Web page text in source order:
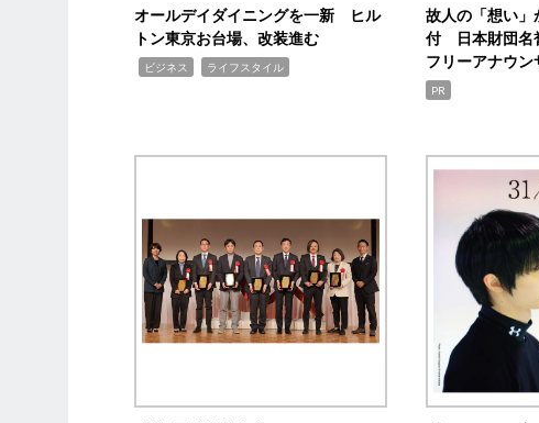
オールデイダイニングを一新 ヒル
トン東京お台場、改装進む
ビジネス ライフスタイル
故人の「想い
付 日本財団名
フリーアナウン
PR